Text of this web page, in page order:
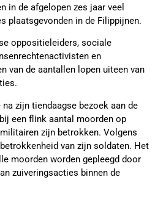
in de afgelopen zes jaar veel
plaatsgevonden in de Filippijnen.
oppositieleiders, sociale
en
van de aantallen lopen uiteen van
zijn tiendaagse bezoek aan de
een flink aantal moorden op
zijn betrokken. Volgens
van zijn soldaten. Het
moorden worden gepleegd door
zuiveringsacties binnen de